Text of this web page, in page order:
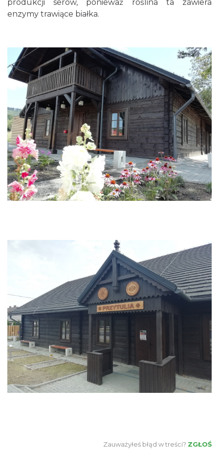
produkcji serów, ponieważ roślina ta zawiera
enzymy trawiące białka.
Zauważyłeś błąd w treści? ZGŁOŚ